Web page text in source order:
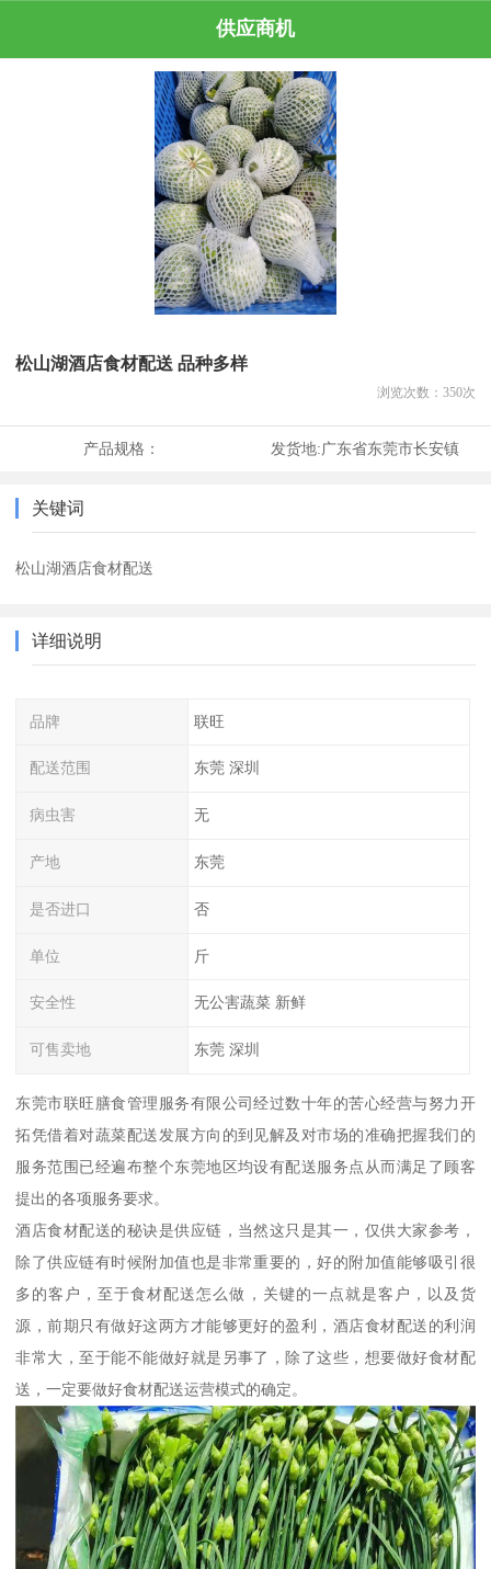
供应商机
松山湖酒店食材配送 品种多样
浏览次数： 350次
产品规格： 发货地:广东省东莞市长安镇
关键词
松山湖酒店食材配送
详细说明
品牌 联旺
配送范围 东莞 深圳
病虫害 无
产地 东莞
是否进口 否
单位 斤
安全性 无公害蔬菜 新鲜
可售卖地 东莞 深圳
东莞市联旺膳食管理服务有限公司经过数十年的苦心经营与努力开
拓凭借着对蔬菜配送发展方向的到见解及对市场的准确把握我们的
服务范围已经遍布整个东莞地区均设有配送服务点从而满足了顾客
提出的各项服务要求。
酒店食材配送的秘诀是供应链，当然这只是其一，仅供大家参考，
除了供应链有时候附加值也是非常重要的，好的附加值能够吸引很
多的客户，至于食材配送怎么做，关键的一点就是客户，以及货
源，前期只有做好这两方才能够更好的盈利，酒店食材配送的利润
非常大，至于能不能做好就是另事了，除了这些，想要做好食材配
送，一定要做好食材配送运营模式的确定。